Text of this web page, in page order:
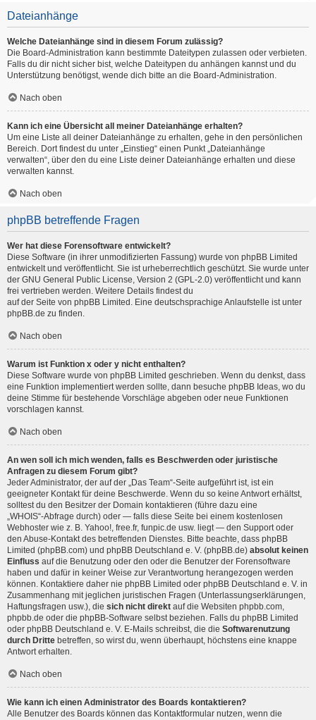
Dateianhänge
Welche Dateianhänge sind in diesem Forum zulässig?
Die Board-Administration kann bestimmte Dateitypen zulassen oder verbieten.
Falls du dir nicht sicher bist, welche Dateitypen du anhängen kannst und du
Unterstützung benötigst, wende dich bitte an die Board-Administration.
Nach oben
Kann ich eine Übersicht all meiner Dateianhänge erhalten?
Um eine Liste all deiner Dateianhänge zu erhalten, gehe in den persönlichen
Bereich. Dort findest du unter „Einstieg“ einen Punkt „Dateianhänge
verwalten“, über den du eine Liste deiner Dateianhänge erhalten und diese
verwalten kannst.
Nach oben
phpBB betreffende Fragen
Wer hat diese Forensoftware entwickelt?
Diese Software (in ihrer unmodifizierten Fassung) wurde von phpBB Limited
entwickelt und veröffentlicht. Sie ist urheberrechtlich geschützt. Sie wurde unter
der GNU General Public License, Version 2 (GPL-2.0) veröffentlicht und kann
frei vertrieben werden. Weitere Details findest du
auf der Seite von phpBB Limited . Eine deutschsprachige Anlaufstelle ist unter
phpBB.de zu finden.
Nach oben
Warum ist Funktion x oder y nicht enthalten?
Diese Software wurde von phpBB Limited geschrieben. Wenn du denkst, dass
eine Funktion implementiert werden sollte, dann besuche phpBB Ideas, wo du
deine Stimme für bestehende Vorschläge abgeben oder neue Funktionen
vorschlagen kannst.
Nach oben
An wen soll ich mich wenden, falls es Beschwerden oder juristische
Anfragen zu diesem Forum gibt?
Jeder Administrator, der auf der „Das Team“-Seite aufgeführt ist, ist ein
geeigneter Kontakt für deine Beschwerde. Wenn du so keine Antwort erhältst,
solltest du den Besitzer der Domain kontaktieren (führe dazu eine
„WHOIS“-Abfrage durch) oder — falls diese Seite bei einem kostenlosen
Webhoster wie z. B. Yahoo!, free.fr, funpic.de usw. liegt — den Support oder
den Abuse-Kontakt des betreffenden Dienstes. Bitte beachte, dass phpBB
Limited (phpBB.com) und phpBB Deutschland e. V. (phpBB.de) absolut keinen
Einfluss auf die Benutzung oder den oder die Benutzer der Forensoftware
haben und dafür in keiner Weise zur Verantwortung herangezogen werden
können. Kontaktiere daher nie phpBB Limited oder phpBB Deutschland e. V. in
Zusammenhang mit jeglichen juristischen Fragen (Unterlassungserklärungen,
Haftungsfragen usw.), die sich nicht direkt auf die Websiten phpbb.com,
phpbb.de oder die phpBB-Software selbst beziehen. Falls du phpBB Limited
oder phpBB Deutschland e. V. E-Mails schreibst, die die Softwarenutzung
durch Dritte betreffen, so wirst du, wenn überhaupt, höchstens eine knappe
Antwort erhalten.
Nach oben
Wie kann ich einen Administrator des Boards kontaktieren?
Alle Benutzer des Boards können das Kontaktformular nutzen, wenn die